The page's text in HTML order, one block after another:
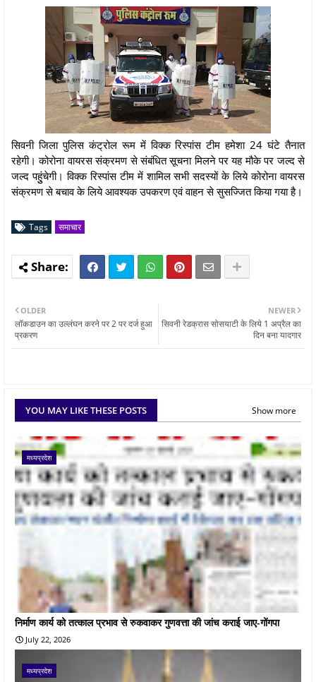
सिवनी जिला पुलिस कंट्रोल रूम में विक्क रिस्पांस टीम हमेशा 24 घंटे तैनात
रहेगी। कोरोना वायरस संक्रमण से संबंधित सूचना मिलने पर यह मौके पर जल्द से
जल्द पहुुंचेगी। विक्क रिस्पांस टीम में शामिल सभी सदस्यों के लिये कोरोना वायरस
संक्रमण से बचाव के लिये आवश्यक उपकरण एवं वाहन से सुसज्जित किया गया है।
Tags समाचार
NEWER
सिवनी रेडक्रास सोसयाटी के लिये 1 अप्रैल का
दिन बना यादगार
OLDER
लॉकडाउन का उल्लंघन करने पर 2 पर दर्ज हुआ
प्रकरण
YOU MAY LIKE THESE POSTS Show more
मध्यप्रदेश
निर्माण कार्य को तत्काल प्रभाव से रुकवाकर गुणवत्ता की जांच कराई जाए-गोंगपा
July 22, 2026
मध्यप्रदेश